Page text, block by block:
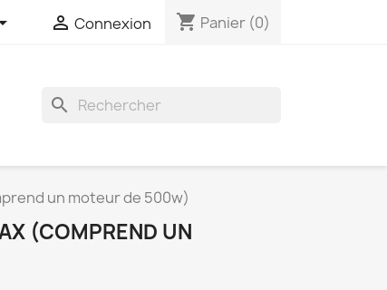
 Connexion shopping_cart Panier (0)
search
un moteur de 500w)
(COMPREND UN